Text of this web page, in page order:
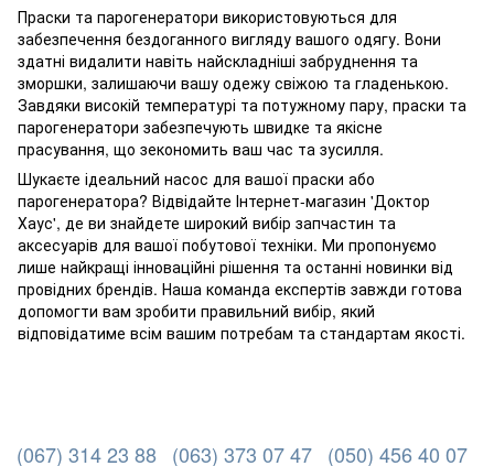
Праски та парогенератори використовуються для
забезпечення бездоганного вигляду вашого одягу. Вони
здатні видалити навіть найскладніші забруднення та
зморшки, залишаючи вашу одежу свіжою та гладенькою.
Завдяки високій температурі та потужному пару, праски та
парогенератори забезпечують швидке та якісне
прасування, що зекономить ваш час та зусилля.
Шукаєте ідеальний насос для вашої праски або
парогенератора? Відвідайте Інтернет-магазин 'Доктор
Хаус', де ви знайдете широкий вибір запчастин та
аксесуарів для вашої побутової техніки. Ми пропонуємо
лише найкращі інноваційні рішення та останні новинки від
провідних брендів. Наша команда експертів завжди готова
допомогти вам зробити правильний вибір, який
відповідатиме всім вашим потребам та стандартам якості.
(067) 314 23 88 (063) 373 07 47 (050) 456 40 07